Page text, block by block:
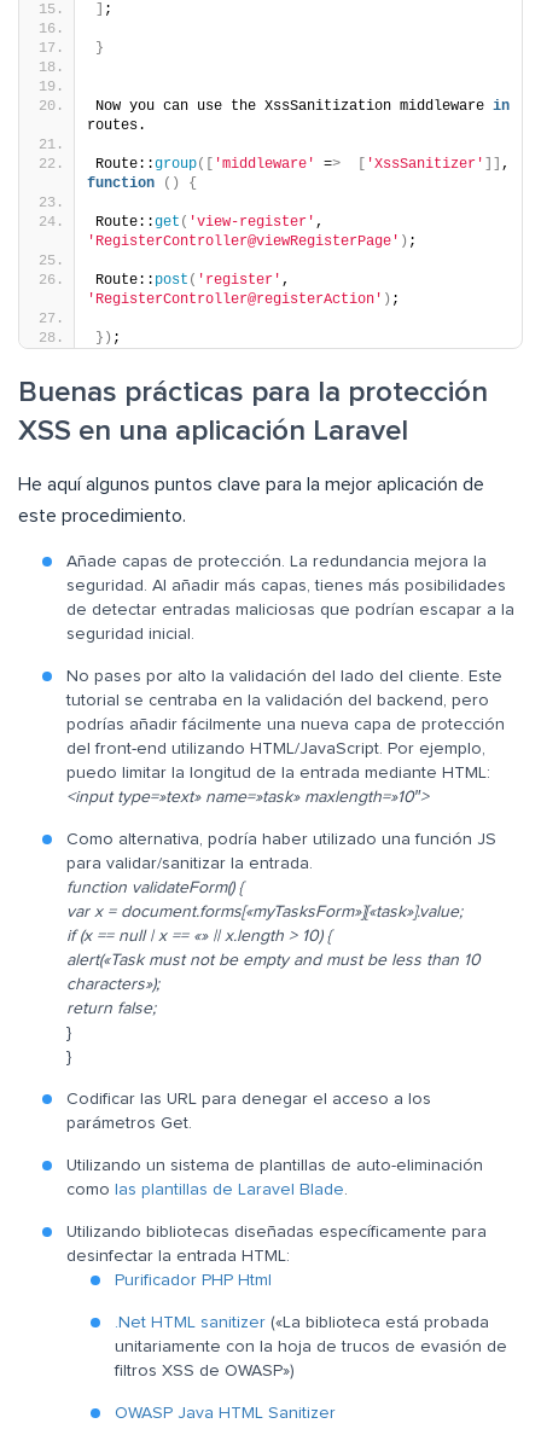
;
}
Now you can use the XssSanitization middleware in
routes.
Route::group([ 'middleware' => 'XssSanitizer'
function
() {
Route::get ( 'view-register'
'RegisterController@viewRegisterPage' ) ;
Route:: post ( 'register'
'RegisterController@registerAction' ) ;
}) ;
Buenas prácticas para la protección
XSS en una aplicación Laravel
He aquí algunos puntos clave para la mejor aplicación de
este procedimiento.
Añade capas de protección. La redundancia mejora la
seguridad. Al añadir más capas, tienes más posibilidades
de detectar entradas maliciosas que podrían escapar a la
seguridad inicial.
No pases por alto la validación del lado del cliente. Este
tutorial se centraba en la validación del backend, pero
podrías añadir fácilmente una nueva capa de protección
del front-end utilizando HTML/JavaScript. Por ejemplo,
puedo limitar la longitud de la entrada mediante HTML:
<input type=»text» name=»task» maxlength=»10″>
Como alternativa, podría haber utilizado una función JS
para validar/sanitizar la entrada.
function validateForm() {
var x = document.forms[«myTasksForm»][«task»].value;
if (x == null | x == «» || x.length > 10) {
alert(«Task must not be empty and must be less than 10
characters»);
return false;
}
}
Codificar las URL para denegar el acceso a los
parámetros Get.
Utilizando un sistema de plantillas de auto-eliminación
como
las plantillas de Laravel Blade.
Utilizando bibliotecas diseñadas específicamente para
desinfectar la entrada HTML:
Purificador PHP Html
.Net HTML sanitizer («La biblioteca está probada
unitariamente con la hoja de trucos de evasión de
filtros XSS de OWASP»)
OWASP Java HTML Sanitizer